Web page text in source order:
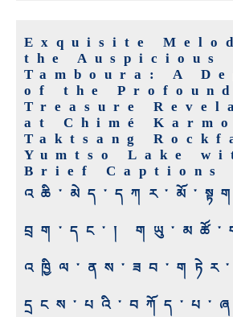
Exquisite
the Auspicious
Tamboura: A
of the Profound
Treasure
at Chimé Karmo
Taktsang
Yumtso Lake
Brief Captions
བྲག་དང་།